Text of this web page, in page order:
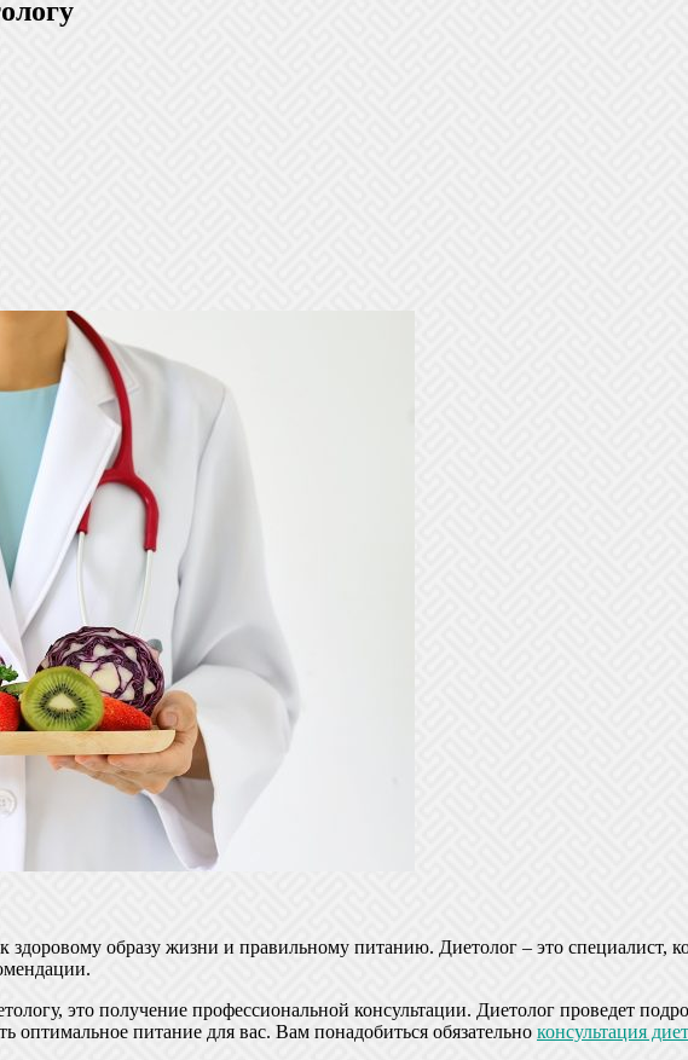
образу жизни и правильному питанию. Диетолог – это специалист,
это получение профессиональной консультации. Диетолог проведет
оптимальное питание для вас. Вам понадобиться обязательно консультация